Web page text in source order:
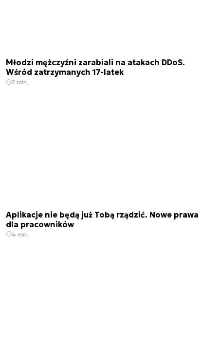
Młodzi mężczyźni zarabiali na atakach DDoS.
Wśród zatrzymanych 17-latek
2 min.
Aplikacje nie będą już Tobą rządzić. Nowe prawa
dla pracowników
4 min.